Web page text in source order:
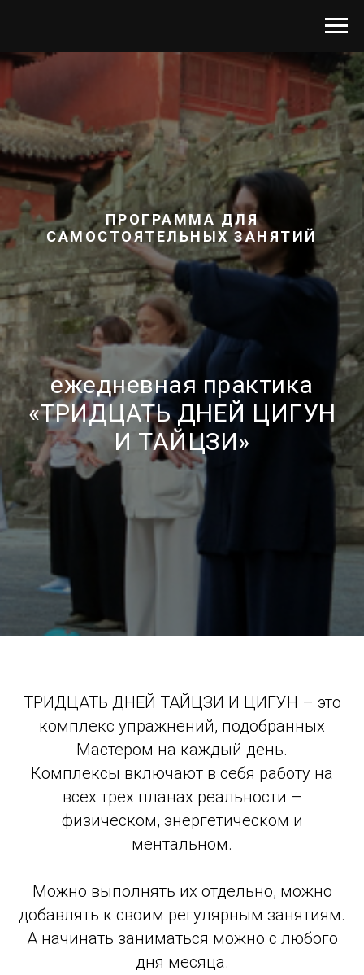
ПРОГРАММА ДЛЯ
САМОСТОЯТЕЛЬНЫХ ЗАНЯТИЙ
ежедневная практика
«ТРИДЦАТЬ ДНЕЙ ЦИГУН
И ТАЙЦЗИ»
ТРИДЦАТЬ ДНЕЙ ТАЙЦЗИ И ЦИГУН – это
комплекс упражнений, подобранных
Мастером на каждый день.
Комплексы включают в себя работу на
всех трех планах реальности –
физическом, энергетическом и
ментальном.
Можно выполнять их отдельно, можно
добавлять к своим регулярным занятиям.
А начинать заниматься можно с любого
дня месяца.